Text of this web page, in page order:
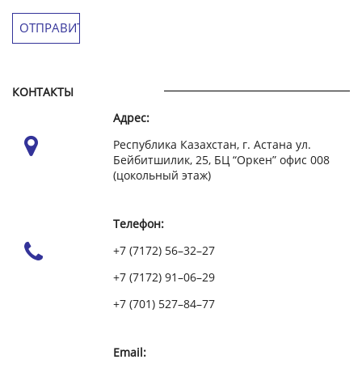
КОНТАКТЫ
Адрес:
Республика Казахстан, г. Астана ул.
Бейбитшилик, 25, БЦ “Оркен” офис 008
(цокольный этаж)
Телефон:
+7 (7172) 56–32–27
+7 (7172) 91–06–29
+7 (701) 527–84–77
Email: